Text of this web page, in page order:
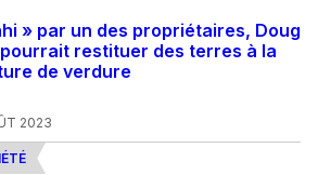
» par un des propriétaires, Doug
restituer des terres à la
de verdure
2023